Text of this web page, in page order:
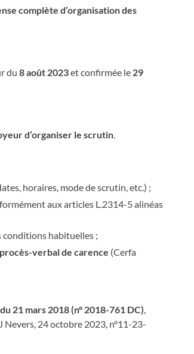
complète d’organisation des
du8 août 2023et confirmée le 29
d’organiser le scrutin.
horaires, mode de scrutin, etc.) ;
aux articles L.2314-5 alinéas
conditions habituelles ;
verbal de carence (Cerfa
21 mars 2018 (n° 2018-761 DC),
Nevers, 24 octobre 2023, n°11-23-